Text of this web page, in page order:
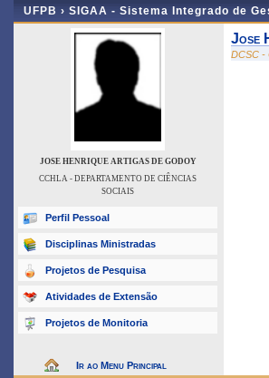
UFPB › SIGAA - Sistema Integrado de
JOSE HENRIQUE ARTIGAS DE GODOY
CCHLA - DEPARTAMENTO DE CIÊNCIAS
SOCIAIS
Perfil Pessoal
Disciplinas Ministradas
Projetos de Pesquisa
Atividades de Extensão
Projetos de Monitoria
Ir ao Menu Principal
Jose
DCSC -